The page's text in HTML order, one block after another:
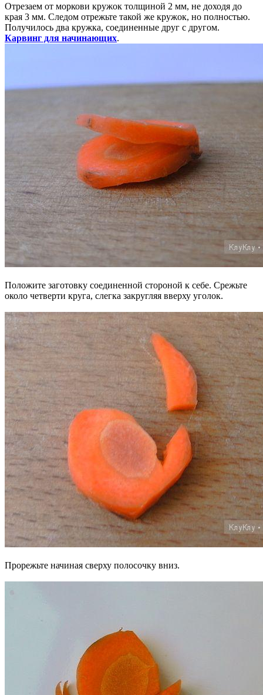
Отрезаем от моркови кружок толщиной 2 мм, не доходя до
края 3 мм. Следом отрежьте такой же кружок, но полностью.
Получилось два кружка, соединенные друг с другом.
Карвинг для начинающих.
Положите заготовку соединенной стороной к себе. Срежьте
около четверти круга, слегка закругляя вверху уголок.
Прорежьте начиная сверху полосочку вниз.